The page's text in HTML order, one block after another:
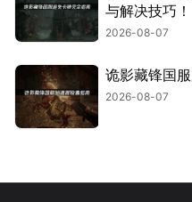
与解决技巧！
2026-08-07
诡影藏锋国
2026-08-07